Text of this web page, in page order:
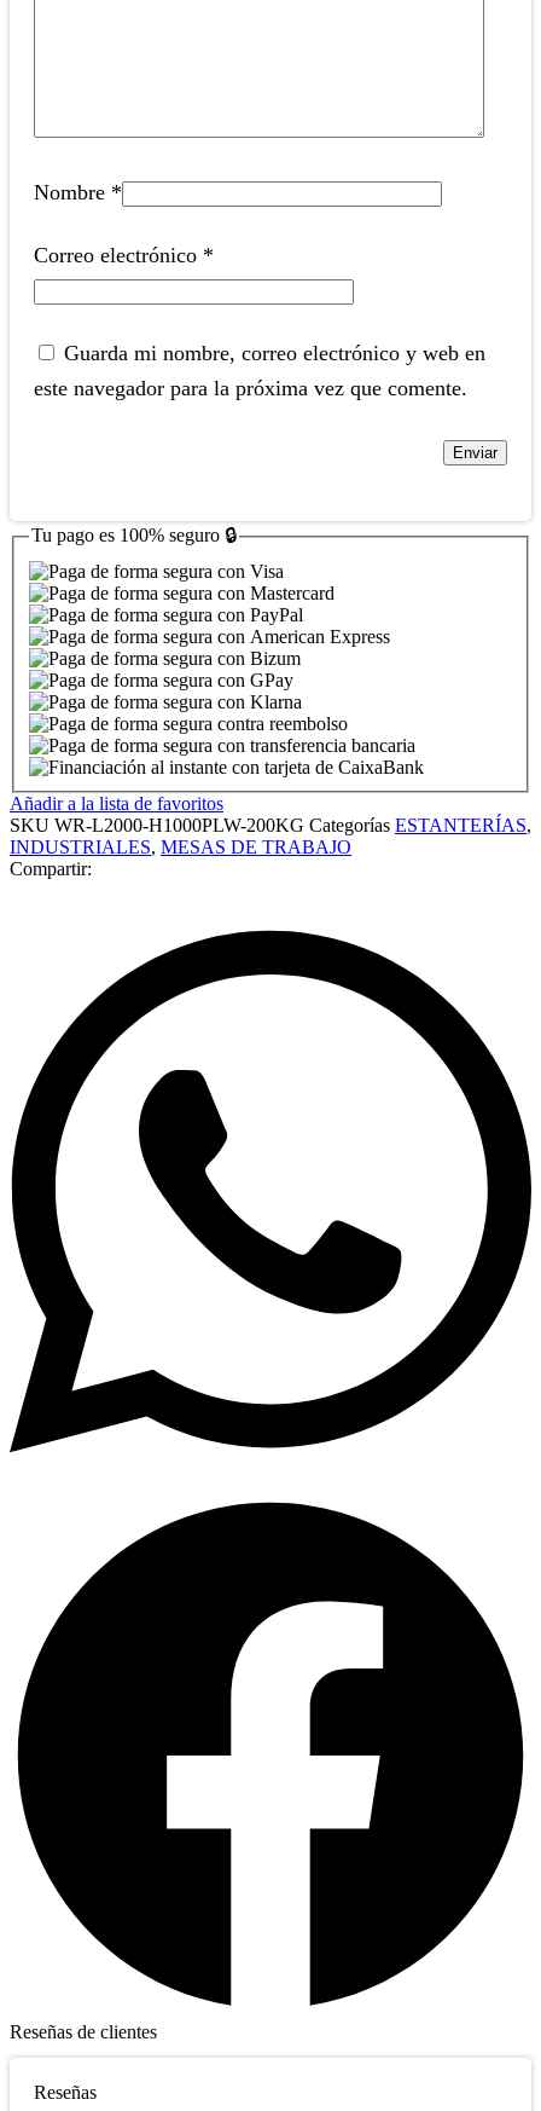
Nombre *
Correo electrónico *
Guarda mi nombre, correo electrónico y web en
este navegador para la próxima vez que comente.
Tu pago es 100% seguro 🔒
Añadir a la lista de favoritos
SKU WR-L2000-H1000PLW-200KG Categorías ESTANTERÍAS,
INDUSTRIALES, MESAS DE TRABAJO
Compartir:
Reseñas de clientes
Reseñas